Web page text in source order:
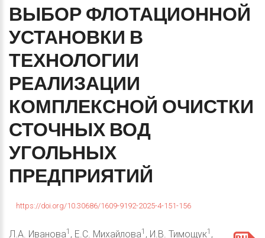
ВЫБОРФЛОТАЦИОННОЙ
УСТАНОВКИ В
ТЕХНОЛОГИИ
РЕАЛИЗАЦИИ
КОМПЛЕКСНОЙ ОЧИСТКИ
СТОЧНЫХ ВОД
УГОЛЬНЫХ
ПРЕДПРИЯТИЙ
https://doi.org/10.30686/1609-9192-2025-4-151-156
Л.А. Иванова1 , Е.С. Михайлова1 , И.В. Тимощук1 ,